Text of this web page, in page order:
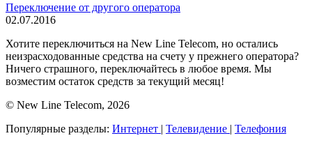
Переключение от другого оператора
02.07.2016
Хотите переключиться на New Line Telecom, но остались
неизрасходованные средства на счету у прежнего оператора?
Ничего страшного, переключайтесь в любое время. Мы
возместим остаток средств за текущий месяц!
© New Line Telecom, 2026
Популярные разделы: Интернет | Телевидение | Телефония